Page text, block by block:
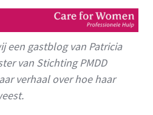
een gastblog van Patricia
van Stichting PMDD
verhaal over hoe haar